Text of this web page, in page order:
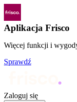
Aplikacja Frisco
Więcej funkcji i
Sprawdź
Zaloguj się